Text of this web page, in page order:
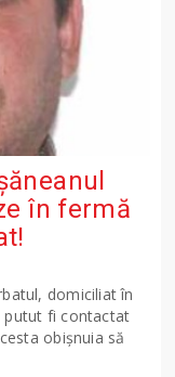
în fermă
domiciliat în
putut fi contactat
obișnuia să